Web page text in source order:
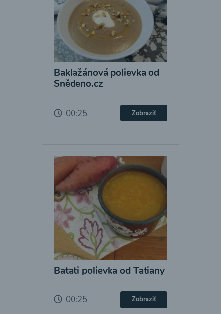
Baklažánová polievka od
Snědeno.cz
00:25 Zobraziť
Batati polievka od Tatiany
00:25 Zobraziť